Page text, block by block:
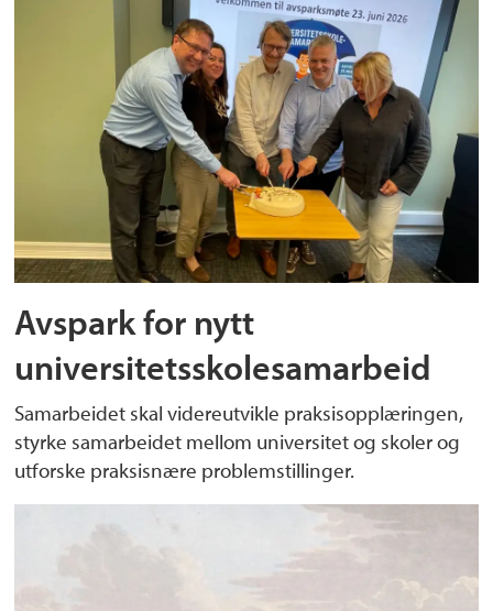
Avspark for nytt
universitetsskolesamarbeid
Samarbeidet skal videreutvikle praksisopplæringen,
styrke samarbeidet mellom universitet og skoler og
utforske praksisnære problemstillinger.